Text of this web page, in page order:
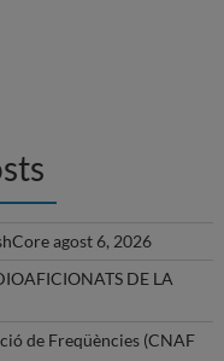
agost 6, 2026
DE LA
de Freqüències (CNAF